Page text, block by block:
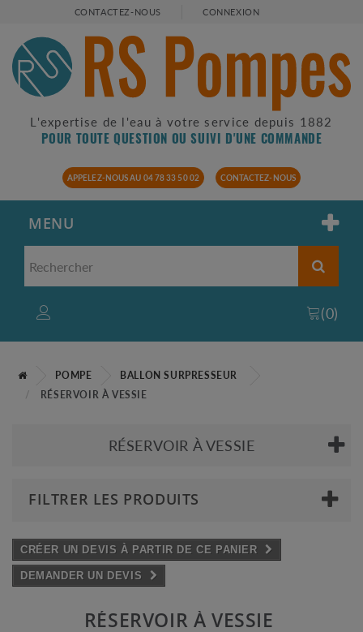
CONTACTEZ-NOUS CONNEXION
L'expertise de l'eau à votre service depuis 1882
POUR TOUTE QUESTION OU SUIVI D'UNE COMMANDE
APPELEZ-NOUS AU 04 78 33 50 02 CONTACTEZ-NOUS
MENU
(0)
POMPE
BALLON SURPRESSEUR
RÉSERVOIR À VESSIE
RÉSERVOIR À VESSIE
FILTRER LES PRODUITS
CRÉER UN DEVIS À PARTIR DE CE PANIER
DEMANDER UN DEVIS
RÉSERVOIR À VESSIE